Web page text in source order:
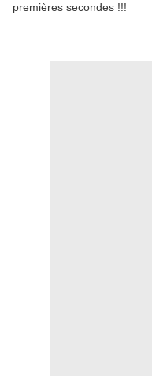
premières secondes !!!